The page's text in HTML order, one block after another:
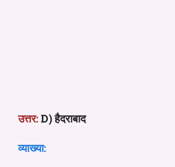
उत्तर:D) हैदराबाद
व्याख्या: